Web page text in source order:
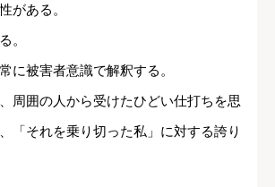
がある。
。
に被害者意識で解釈する。
周囲の人から受けたひどい仕打ちを思
「それを乗り切った私」に対する誇り